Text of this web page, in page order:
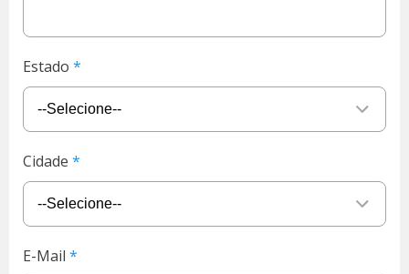
Estado
Cidade
E-Mail